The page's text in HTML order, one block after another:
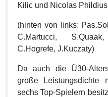
Kilic und Nicolas
(hinten von links:
C.Martucci,
C.Hogrefe, J.Kuczaty)
Da auch die Ü30-
große
sechs Top-Spielern